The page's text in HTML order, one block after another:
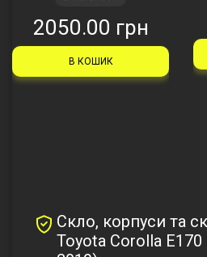
2050.00 грн
В КОШИК
Скло, корпуси та
Toyota Corolla E170